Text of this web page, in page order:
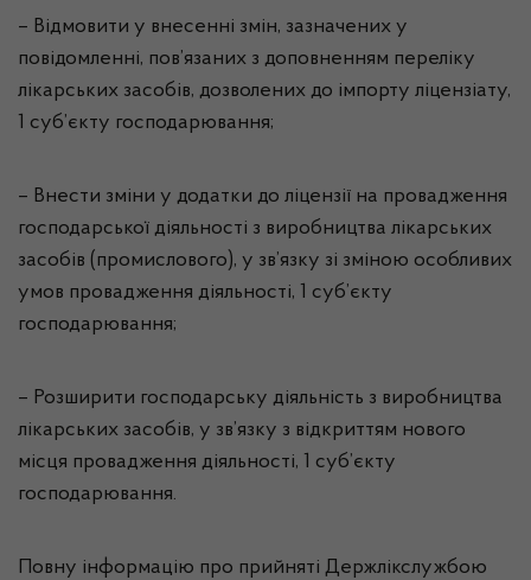
– Відмовити у внесенні змін, зазначених у
повідомленні, пов’язаних з доповненням переліку
лікарських засобів, дозволених до імпорту ліцензіату,
1 суб’єкту господарювання;
– Внести зміни у додатки до ліцензії на провадження
господарської діяльності з виробництва лікарських
засобів (промислового), у зв’язку зі зміною особливих
умов провадження діяльності, 1 суб’єкту
господарювання;
– Розширити господарську діяльність з виробництва
лікарських засобів, у зв’язку з відкриттям нового
місця провадження діяльності, 1 суб’єкту
господарювання.
Повну інформацію про прийняті Держлікслужбою